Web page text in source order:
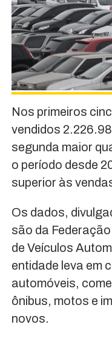
Nos primeiros
vendidos
segunda maior
o período desde
superior às
Os dados,
são da
de Veículos
entidade leva em
automóveis,
ônibus, motos e
novos.